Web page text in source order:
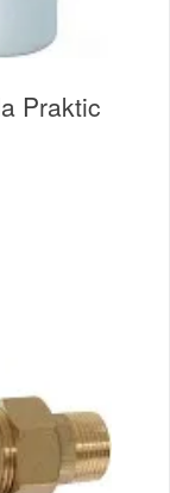
Praktic